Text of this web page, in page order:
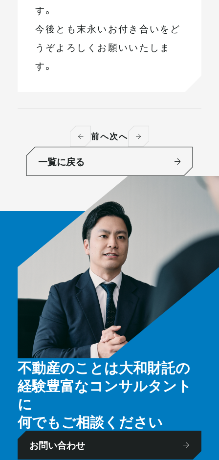
す。
今後とも末永いお付き合いをど
うぞよろしくお願いいたしま
す。
前へ次へ
一覧に戻る
不動産のことは大和財託の
経験豊富なコンサルタント
に
何でもご相談ください
お問い合わせ